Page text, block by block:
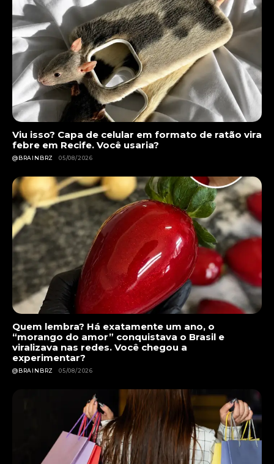
Viu isso? Capa de celular em formato de ratão vira
febre em Recife. Você usaria?
@BRAINBRZ 05/08/2026
Quem lembra? Há exatamente um ano, o
“morango do amor” conquistava o Brasil e
viralizava nas redes. Você chegou a
experimentar?
@BRAINBRZ 05/08/2026